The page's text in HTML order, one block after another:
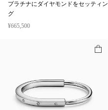
プラチナにダイヤモンドをセッティン
グ
¥665,500